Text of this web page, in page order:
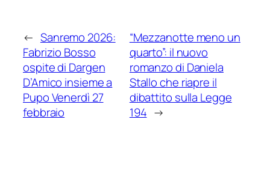
← Sanremo 2026:
Fabrizio Bosso
ospite di Dargen
D’Amico insieme a
Pupo Venerdì 27
febbraio
“Mezzanotte meno un
quarto”: il nuovo
romanzo di Daniela
Stallo che riapre il
dibattito sulla Legge
194 →